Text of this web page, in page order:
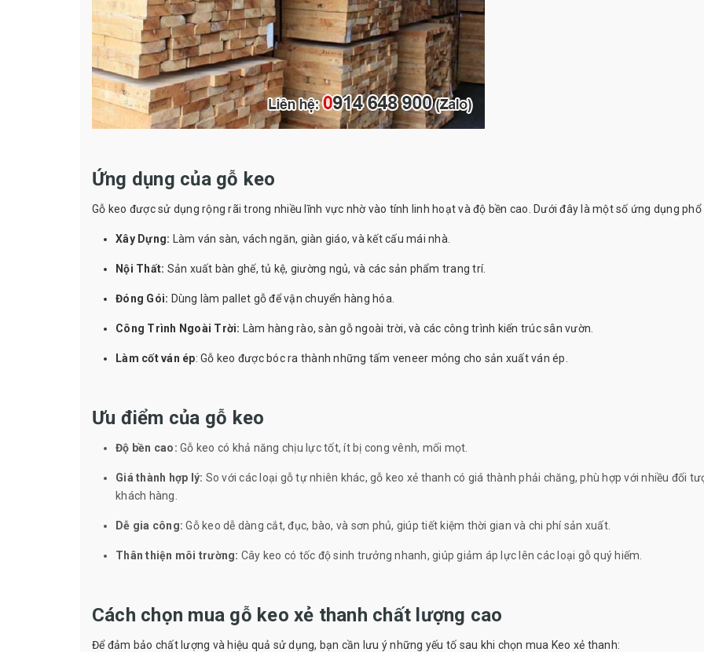
Ứng dụng của gỗ keo
Gỗ keo được sử dụng rộng rãi trong nhiều lĩnh vực nhờ vào tính linh hoạt và độ bền cao. Dưới đây là một số ứng dụng phổ
Xây Dựng: Làm ván sàn, vách ngăn, giàn giáo, và kết cấu mái nhà.
Nội Thất: Sản xuất bàn ghế, tủ kệ, giường ngủ, và các sản phẩm trang trí.
Đóng Gói: Dùng làm pallet gỗ để vận chuyển hàng hóa.
Công Trình Ngoài Trời: Làm hàng rào, sàn gỗ ngoài trời, và các công trình kiến trúc sân vườn.
Làm cốt ván ép: Gỗ keo được bóc ra thành những tấm veneer mỏng cho sản xuấtván ép
Ưu điểm của gỗ keo
Độ bền cao: Gỗ keo có khả năng chịu lực tốt, ít bị cong vênh, mối mọt.
Giá thành hợp lý: So với các loại gỗ tự nhiên khác, gỗ keo xẻ thanh có giá thành phải chăng, phù hợp với nhiều đối
khách hàng.
Dễ gia công: Gỗ keo dễ dàng cắt, đục, bào, và sơn phủ, giúp tiết kiệm thời gian và chi phí sản xuất.
Thân thiện môi trường: Cây keo có tốc độ sinh trưởng nhanh, giúp giảm áp lực lên các loại gỗ quý hiếm.
Cách chọn mua gỗ keo xẻ thanh chất lượng cao
Để đảm bảo chất lượng và hiệu quả sử dụng, bạn cần lưu ý những yếu tố sau khi chọn mua Keo xẻ thanh: